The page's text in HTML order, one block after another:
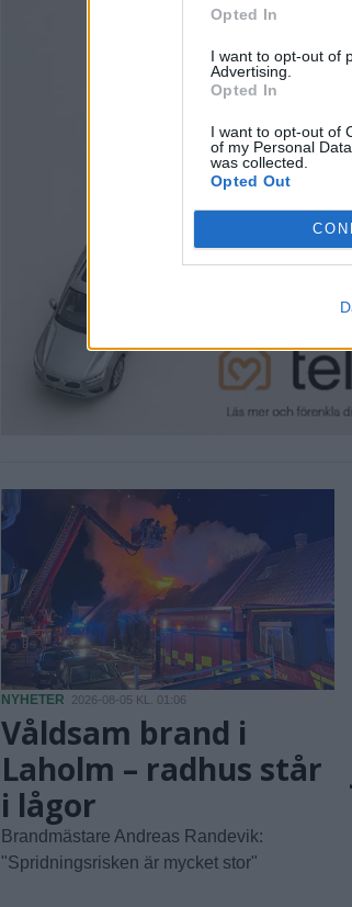
Opted In
I want to opt-out of
Advertising.
Opted In
I want to opt-out of
of my Personal
was collected.
Opted Out
NYHETER 2026-08-05 KL. 01:06
Våldsam brand i
Laholm – radhus står
i lågor
Brandmästare Andreas Randevik:
"Spridningsrisken är mycket stor"